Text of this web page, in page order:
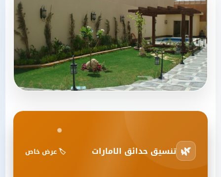
🌿 تنسيق حدائق الامارات 🏷️ عرض خاص